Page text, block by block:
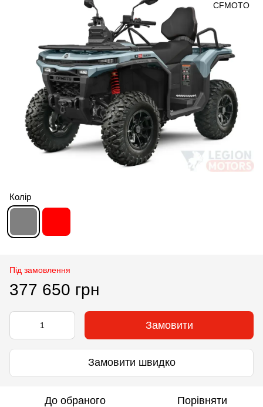
Колір
Під замовлення
377 650 грн
Замовити
Замовити швидко
До обраного Порівняти